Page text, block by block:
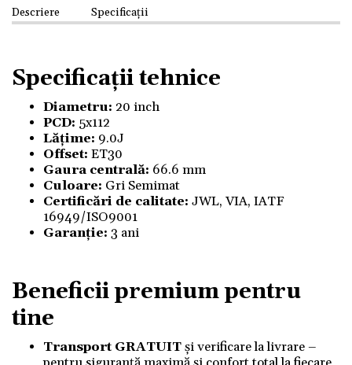
Descriere Specificații
Specificații tehnice
Diametru: 20 inch
PCD: 5x112
Lățime: 9.0J
Offset: ET30
Gaura centrală: 66.6 mm
Culoare: Gri Semimat
Certificări de calitate: JWL, VIA, IATF
16949/ISO9001
Garanție: 3 ani
Beneficii premium pentru
tine
Transport GRATUITși verificare la livrare –